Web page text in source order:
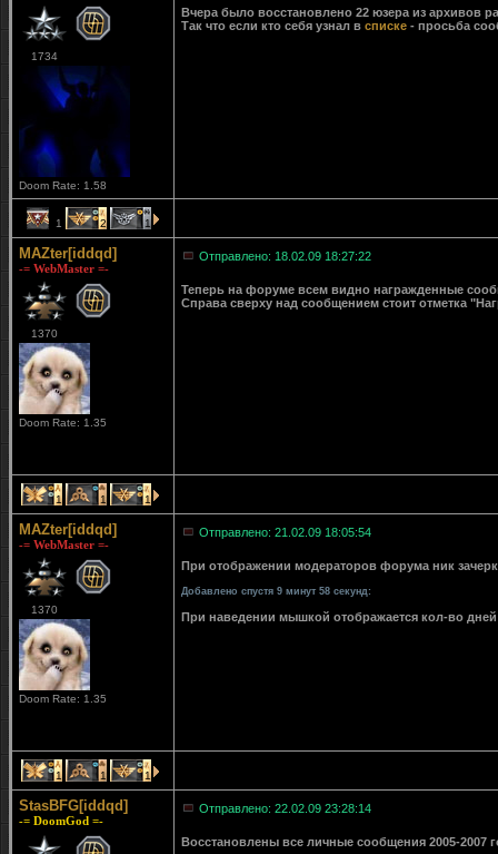
1734
Doom Rate: 1.58
Вчера было восстановлено 22 юзера из архивов
Так что если кто себя узнал в списке - просьба
1 2 1
MAZter[iddqd]
-= WebMaster =-
1370
Doom Rate: 1.35
Отправлено: 18.02.09 18:27:22
Теперь на форуме всем видно награжденные
Справа сверху над сообщением стоит отметка
1 1 1
MAZter[iddqd]
-= WebMaster =-
1370
Doom Rate: 1.35
Отправлено: 21.02.09 18:05:54
При отображении модераторов форума ник
Добавлено спустя 9 минут 58 секунд:
При наведении мышкой отображается кол-во
1 1 1
StasBFG[iddqd]
-= DoomGod =-
Отправлено: 22.02.09 23:28:14
Восстановлены все личные сообщения 2005-2007